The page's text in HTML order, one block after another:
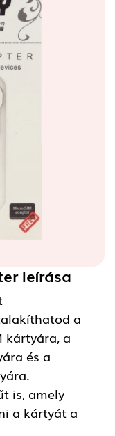
leírása
a
kártyára, a
és a
is, amely
a kártyát a